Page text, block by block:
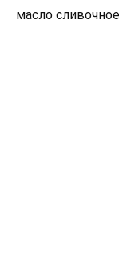
масло